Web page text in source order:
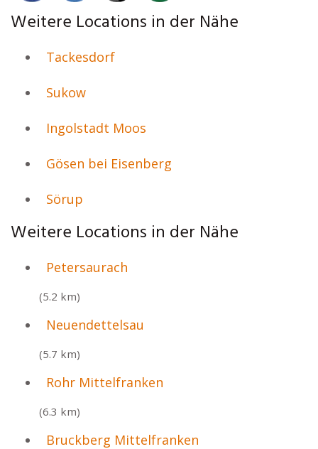
Weitere Locations in der Nähe
Tackesdorf
Sukow
Ingolstadt Moos
Gösen bei Eisenberg
Sörup
Weitere Locations in der Nähe
Petersaurach
(5.2 km)
Neuendettelsau
(5.7 km)
Rohr Mittelfranken
(6.3 km)
Bruckberg Mittelfranken